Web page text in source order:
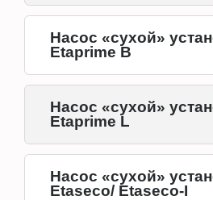
Насос «сухой»
Etaprime B
Насос «сухой»
Etaprime L
Насос «сухой»
Etaseco/ Etaseco-I